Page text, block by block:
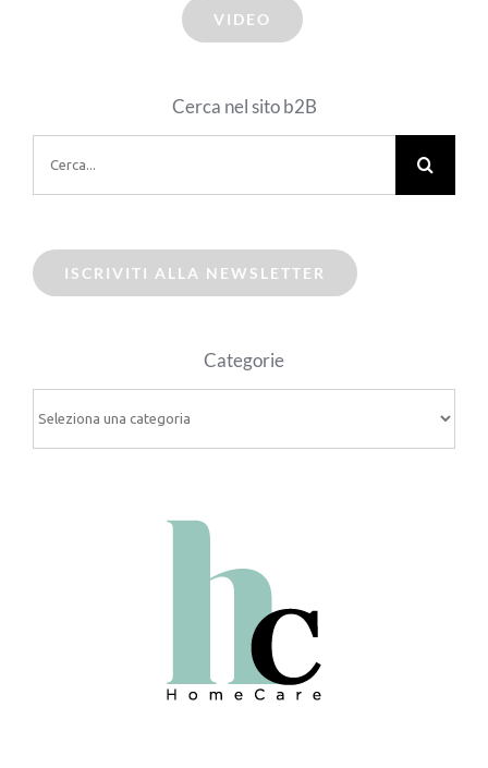
VIDEO
Cerca nel sito b2B
per:
ISCRIVITI ALLA NEWSLETTER
Categorie